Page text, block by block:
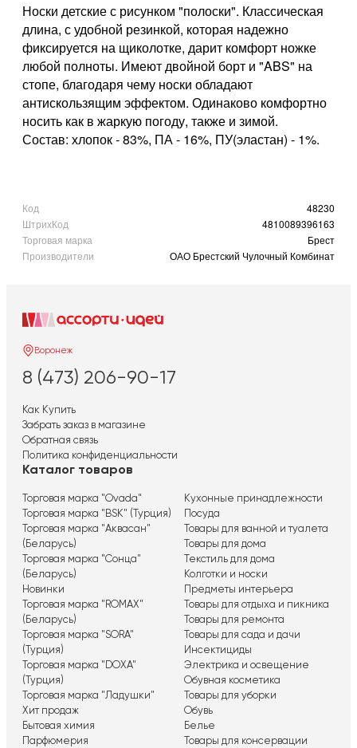
Носки детские с рисунком "полоски". Классическая
длина, с удобной резинкой, которая надежно
фиксируется на щиколотке, дарит комфорт ножке
любой полноты. Имеют двойной борт и "ABS" на
стопе, благодаря чему носки обладают
антискользящим эффектом. Одинаково комфортно
носить как в жаркую погоду, также и зимой.
Состав: хлопок - 83%, ПА - 16%, ПУ(эластан) - 1%.
Код
48230
ШтрихКод
4810089396163
Торговая марка
Брест
Производители
ОАО Брестский Чулочный Комбинат
Воронеж
8 (473) 206-90-17
Как Купить
Забрать заказ в магазине
Обратная связь
Политика конфиденциальности
Каталог товаров
Торговая марка "Ovada"
Торговая марка "BSK" (Турция)
Торговая марка "Аквасан"
(Беларусь)
Торговая марка "Сонца"
(Беларусь)
Новинки
Торговая марка "ROMAX"
(Беларусь)
Торговая марка "SORA"
(Турция)
Торговая марка "DOXA"
(Турция)
Торговая марка "Ладушки"
Хит продаж
Бытовая химия
Парфюмерия
Кухонные принадлежности
Посуда
Товары для ванной и туалета
Товары для дома
Текстиль для дома
Колготки и носки
Предметы интерьера
Товары для отдыха и пикника
Товары для ремонта
Товары для сада и дачи
Инсектициды
Электрика и освещение
Обувная косметика
Товары для уборки
Обувь
Белье
Товары для консервации